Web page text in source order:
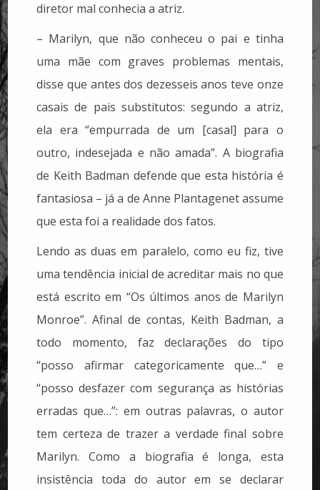
diretor mal conhecia a atriz.
– Marilyn, que não conheceu o pai e tinha
uma mãe com graves problemas mentais,
disse que antes dos dezesseis anos teve onze
casais de pais substitutos: segundo a atriz,
ela era “empurrada de um [casal] para o
outro, indesejada e não amada”. A biografia
de Keith Badman defende que esta história é
fantasiosa – já a de Anne Plantagenet assume
que esta foi a realidade dos fatos.
Lendo as duas em paralelo, como eu fiz, tive
uma tendência inicial de acreditar mais no que
está escrito em “Os últimos anos de Marilyn
Monroe”. Afinal de contas, Keith Badman, a
todo momento, faz declarações do tipo
“posso afirmar categoricamente que…” e
“posso desfazer com segurança as histórias
erradas que…”: em outras palavras, o autor
tem certeza de trazer a verdade final sobre
Marilyn. Como a biografia é longa, esta
insistência toda do autor em se declarar